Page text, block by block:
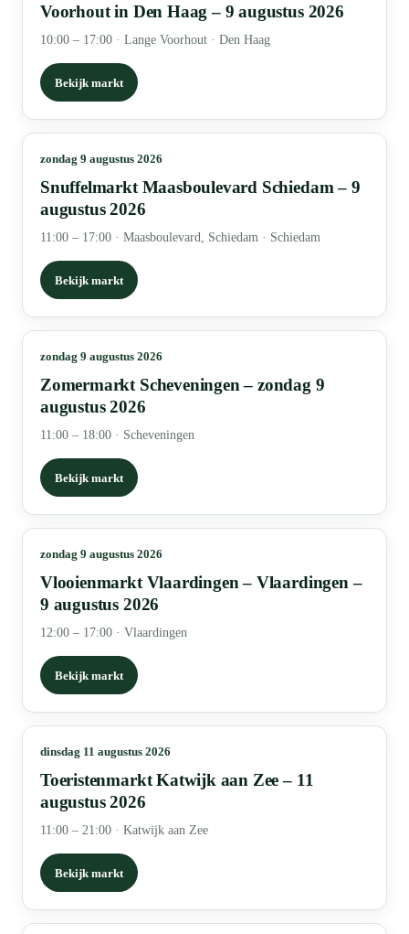
Voorhout in Den Haag – 9 augustus 2026
10:00 – 17:00 · Lange Voorhout · Den Haag
Bekijk markt
zondag 9 augustus 2026
Snuffelmarkt Maasboulevard Schiedam – 9
augustus 2026
11:00 – 17:00 · Maasboulevard, Schiedam · Schiedam
Bekijk markt
zondag 9 augustus 2026
Zomermarkt Scheveningen – zondag 9
augustus 2026
11:00 – 18:00 · Scheveningen
Bekijk markt
zondag 9 augustus 2026
Vlooienmarkt Vlaardingen – Vlaardingen –
9 augustus 2026
12:00 – 17:00 · Vlaardingen
Bekijk markt
dinsdag 11 augustus 2026
Toeristenmarkt Katwijk aan Zee – 11
augustus 2026
11:00 – 21:00 · Katwijk aan Zee
Bekijk markt